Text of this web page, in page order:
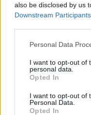
also be disclosed by us
Downstream Participants
Personal Data
I want to opt-out of
personal data.
Opted In
I want to opt-out of
Personal Data.
Opted In
ΘΡΑΚΙΚΗ